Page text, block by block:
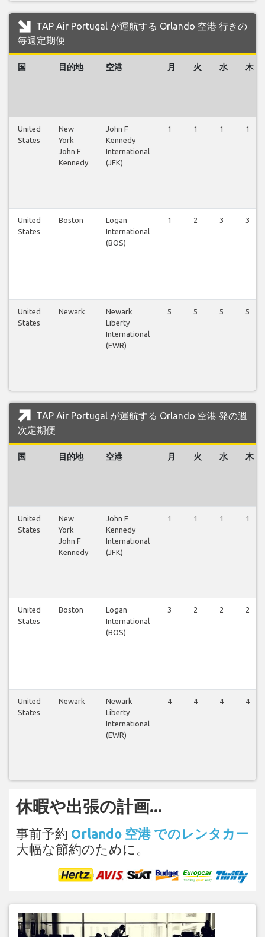
TAP Air Portugal が運航する Orlando 空港 行きの
毎週定期便
国 目的地 空港 月 火 水 木
United
States
New
York
John F
Kennedy
John F
Kennedy
International
(JFK)
1 1 1 1
United
States
Boston
Logan
International
(BOS)
1 2 3 3
United
States
Newark
Newark
Liberty
International
(EWR)
5 5 5 5
TAP Air Portugal が運航する Orlando 空港 発の週
次定期便
国 目的地 空港 月 火 水 木
United
States
New
York
John F
Kennedy
John F
Kennedy
International
(JFK)
1 1 1 1
United
States
Boston
Logan
International
(BOS)
3 2 2 2
United
States
Newark
Newark
Liberty
International
(EWR)
4 4 4 4
休暇や出張の計画...
事前予約 Orlando 空港 でのレンタカー
大幅な節約のために。